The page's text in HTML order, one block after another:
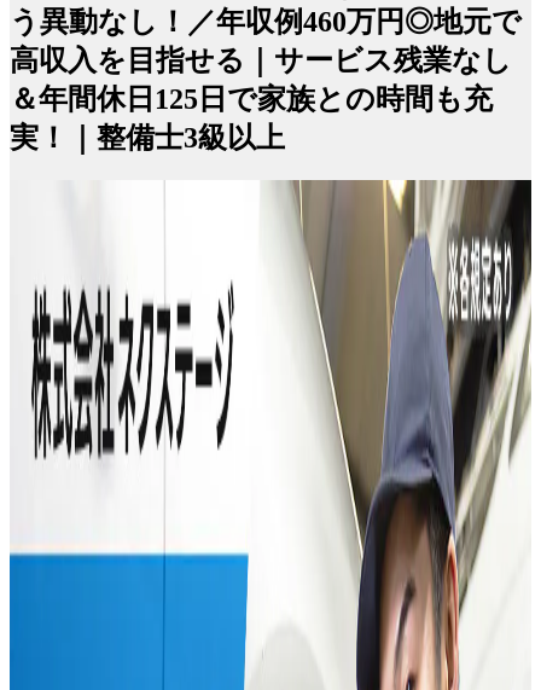
う異動なし！／年収例460万円◎地元で
高収入を目指せる｜サービス残業なし
＆年間休日125日で家族との時間も充
実！｜整備士3級以上